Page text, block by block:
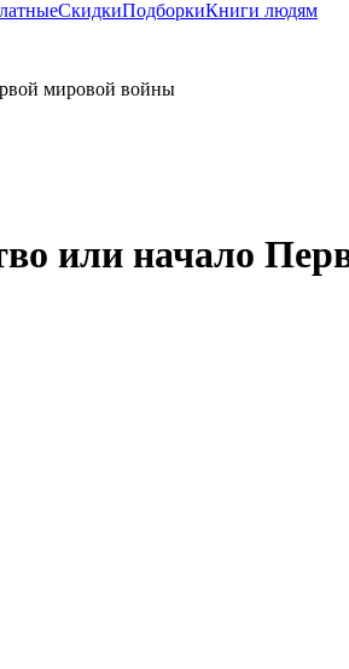
СкидкиПодборкиКниги людям
или начало